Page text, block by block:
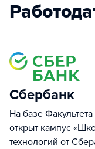
Сбербанк
На базе
открыт кампус
технологий от